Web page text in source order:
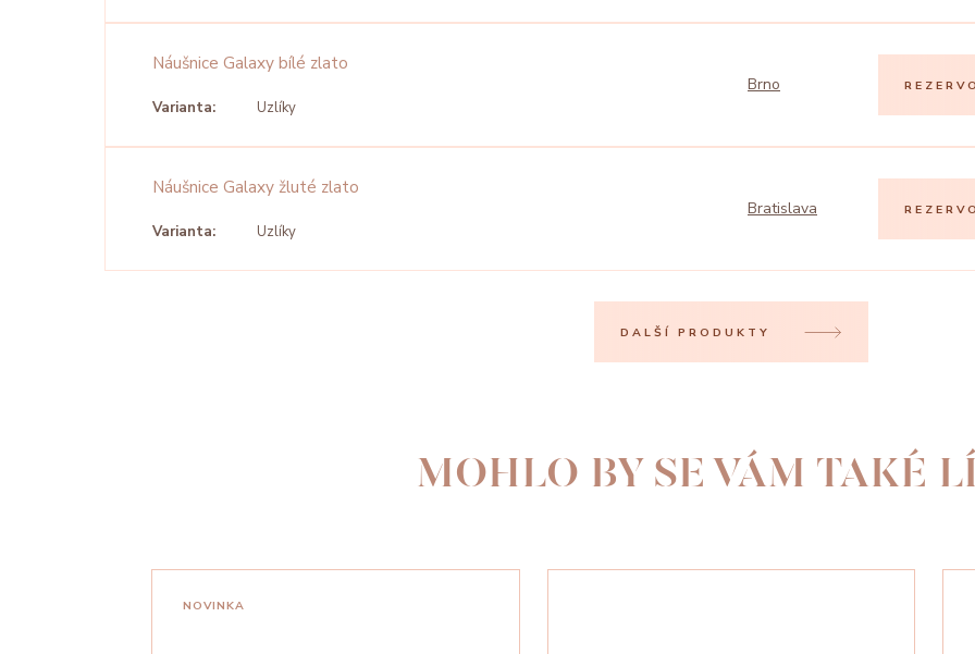
Náušnice Galaxy bílé zlato
Varianta: Uzlíky
Brno
Náušnice Galaxy žluté zlato
Varianta: Uzlíky
Bratislava
DALŠÍ PRODUKTY
MOHLO BY SE VÁM TAKÉ
NOVINKA